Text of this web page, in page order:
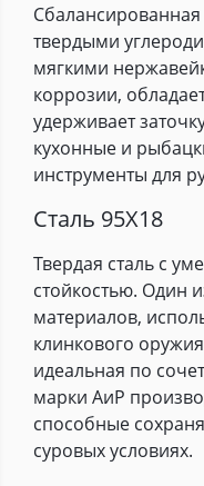
твердыми
мягкими
коррозии,
удерживает
кухонные и
инструменты для
Сталь 95Х18
Твердая сталь с
стойкостью. Один
материалов,
клинкового
идеальная по
марки АиР
способные
суровых условиях.